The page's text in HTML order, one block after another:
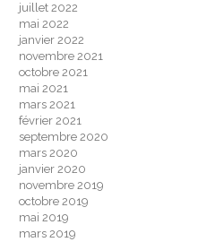
juillet 2022
mai 2022
janvier 2022
novembre 2021
octobre 2021
mai 2021
mars 2021
février 2021
septembre 2020
mars 2020
janvier 2020
novembre 2019
octobre 2019
mai 2019
mars 2019